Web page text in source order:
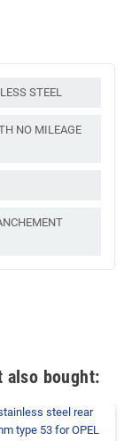
STEEL
NO MILEAGE
also bought: